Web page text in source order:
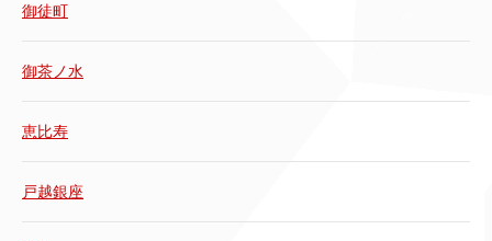
御徒町
御茶ノ水
恵比寿
戸越銀座